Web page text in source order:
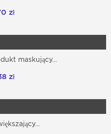
zł
maskujący...
zł